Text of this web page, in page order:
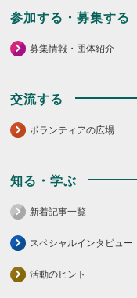
参加する・募集する
募集情報・団体紹介
交流する
ボランティアの広場
知る・学ぶ
新着記事一覧
スペシャルインタビュー
活動のヒント